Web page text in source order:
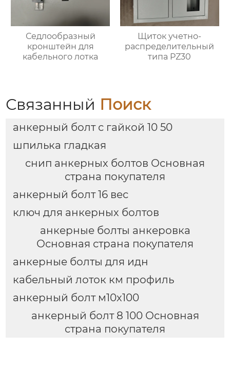
Седлообразный
кронштейн для
кабельного лотка
Щиток учетно-
распределительный
типа PZ30
Связанный Поиск
анкерный болт с гайкой 10 50
шпилька гладкая
снип анкерных болтов Основная
страна покупателя
анкерный болт 16 вес
ключ для анкерных болтов
анкерные болты анкеровка
Основная страна покупателя
анкерные болты для идн
кабельный лоток км профиль
анкерный болт м10х100
анкерный болт 8 100 Основная
страна покупателя